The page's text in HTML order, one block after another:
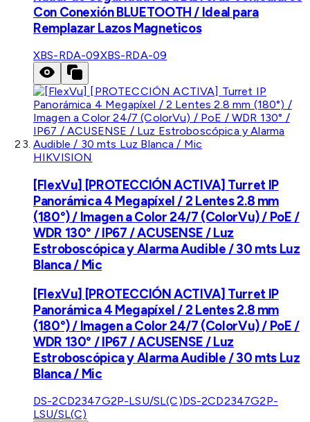
Con Conexión BLUETOOTH / Ideal para
Remplazar Lazos Magneticos
XBS-RDA-09XBS-RDA-09
HIKVISION
[FlexVu] [PROTECCIÓN ACTIVA] Turret IP
Panorámica 4 Megapíxel / 2 Lentes 2.8 mm
(180°) / Imagen a Color 24/7 (ColorVu) / PoE /
WDR 130° / IP67 / ACUSENSE / Luz
Estroboscópica y Alarma Audible / 30 mts Luz
Blanca / Mic
[FlexVu] [PROTECCIÓN ACTIVA] Turret IP
Panorámica 4 Megapíxel / 2 Lentes 2.8 mm
(180°) / Imagen a Color 24/7 (ColorVu) / PoE /
WDR 130° / IP67 / ACUSENSE / Luz
Estroboscópica y Alarma Audible / 30 mts Luz
Blanca / Mic
DS-2CD2347G2P-LSU/SL(C)DS-2CD2347G2P-
LSU/SL(C)